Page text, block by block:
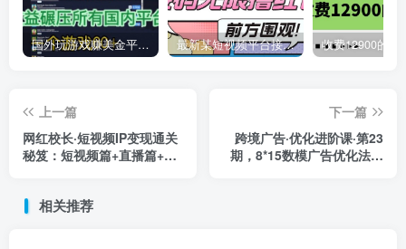
国外玩游戏赚美金平台，一个游戏60+，收益碾压国内所有平台 最新某短视频平台接码看广告，无限撸1.3元项目【软件+详细操作教程】
上一篇
网红校长·短视频IP变现通关
秘笈：短视频篇+直播篇+产
下一篇
跨境广告·优化进阶课·第23
期，8*15数模广告优化法，
相关推荐